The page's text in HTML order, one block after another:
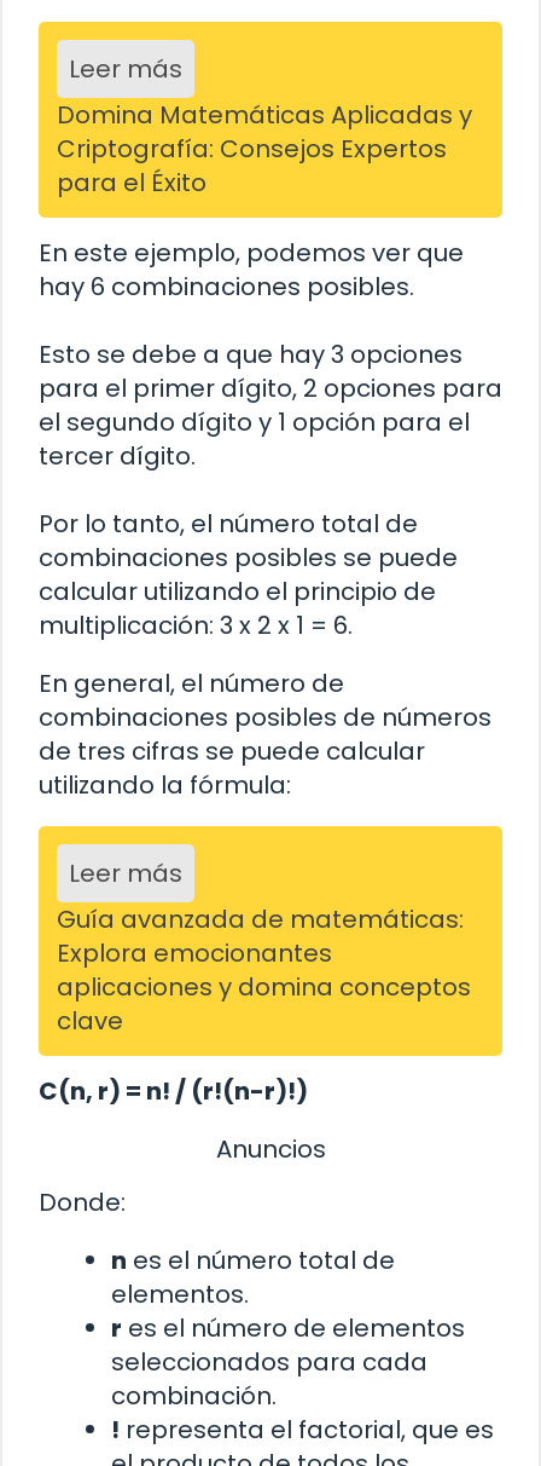
Leer más
Domina Matemáticas Aplicadas y
Criptografía: Consejos Expertos
para el Éxito
En este ejemplo, podemos ver que
hay 6 combinaciones posibles.
Esto se debe a que hay 3 opciones
para el primer dígito, 2 opciones para
el segundo dígito y 1 opción para el
tercer dígito.
Por lo tanto, el número total de
combinaciones posibles se puede
calcular utilizando el principio de
multiplicación: 3 x 2 x 1 = 6.
En general, el número de
combinaciones posibles de números
de tres cifras se puede calcular
utilizando la fórmula:
Leer más
Guía avanzada de matemáticas:
Explora emocionantes
aplicaciones y domina conceptos
clave
C(n, r) = n! / (r!(n-r)!)
Anuncios
Donde:
n es el número total de
elementos.
r es el número de elementos
seleccionados para cada
combinación.
! representa el factorial, que es